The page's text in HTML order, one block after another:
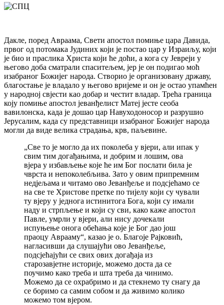
Дакле, поред Авраама, Свети апостол помиње цара Давида,
првог од потомака Јудиних који је постао цар у Израиљу, који
је био и праслика Христа који ће доћи, а кога су Јевреји у
његово доба сматрали спаситељем, јер је он подигао моћ
изабраног Божијег народа. Створио је организовану државу,
благостање је владало у његово вријеме и он је остао упамћен
у народној свјести као добар и честит владар. Трећа граница
коју помиње апостол јеванђелист Матеј јесте сеоба
вавилонска, када је дошао цар Навуходоносор и разрушио
Јерусалим, када су представници изабраног Божијег народа
могли да виде велика страдања, крв, паљевине.
„Све то је могло да их поколеба у вјери, али ипак у
свим тим догађањима, и добрим и лошим, ова
вјера у избављење које ће им Бог послати била је
чврста и непоколебљива. Зато у овим припремним
недјељама и читамо ово Јеванђеље и подсјећамо се
на све те Христове претке по тијелу који су чували
ту вјеру у једнога истинитога Бога, који су имали
наду и стрпљење и који су сви, како каже апостол
Павле, умрли у вјери, али нису дочекали
испуњење онога обећања које је Бог дао још
праоцу Аврааму“, казао је о. Благоје Рајковић,
нагласивши да слушајући ово Јеванђеље,
подсјећајући се свих ових догађаја из
старозавјетне историје, можемо доста да се
поучимо како треба и шта треба да чинимо.
Можемо да се охрабримо и да стекнемо ту снагу да
се боримо са самим собом и да живимо колико
можемо том вјером.